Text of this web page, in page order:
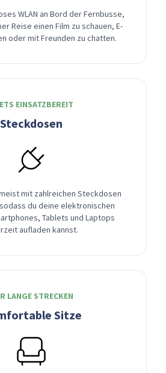
WLAN an Bord der Fernbusse,
Reise einen Film zu schauen, E-
oder mit Freunden zu chatten.
EINSATZBEREIT
Steckdosen
mit zahlreichen Steckdosen
du deine elektronischen
Tablets und Laptops
aufladen kannst.
LANGE STRECKEN
Sitze